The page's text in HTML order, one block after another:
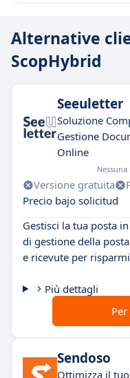
Alternative
ScopHybrid
Seeuletter
Soluzione
Gestione
Online
Versione gratuita
Precio bajo solicitud
Gestisci la tua posta
di gestione della
e ricevute per
Più dettagli
Sendoso
Ottimizza il